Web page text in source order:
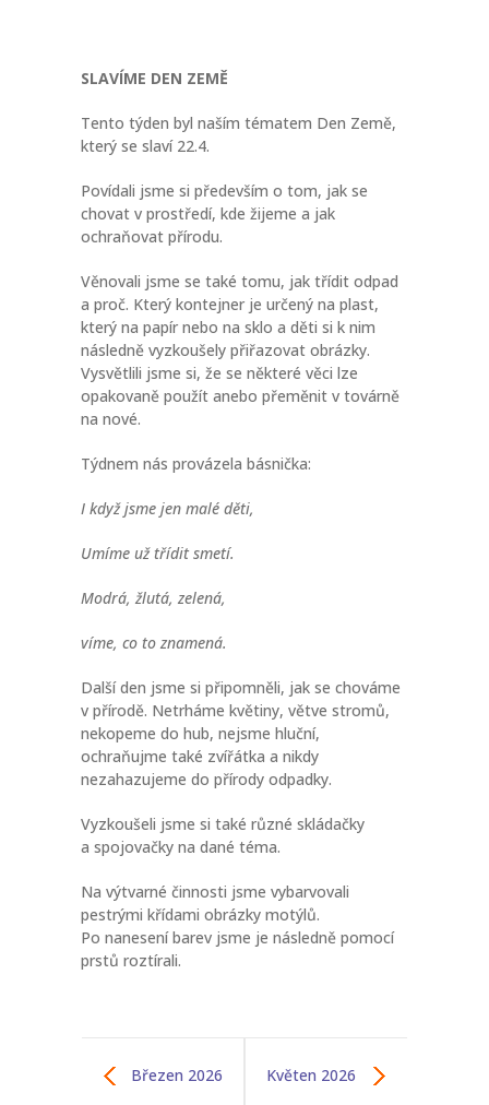
SLAVÍME DEN ZEMĚ
Tento týden byl naším tématem Den Země,
který se slaví 22.4.
Povídali jsme si především o tom, jak se
chovat v prostředí, kde žijeme a jak
ochraňovat přírodu.
Věnovali jsme se také tomu, jak třídit odpad
a proč. Který kontejner je určený na plast,
který na papír nebo na sklo a děti si k nim
následně vyzkoušely přiřazovat obrázky.
Vysvětlili jsme si, že se některé věci lze
opakovaně použít anebo přeměnit v továrně
na nové.
Týdnem nás provázela básnička:
I když jsme jen malé děti,
Umíme už třídit smetí.
Modrá, žlutá, zelená,
víme, co to znamená.
Další den jsme si připomněli, jak se chováme
v přírodě. Netrháme květiny, větve stromů,
nekopeme do hub, nejsme hluční,
ochraňujme také zvířátka a nikdy
nezahazujeme do přírody odpadky.
Vyzkoušeli jsme si také různé skládačky
a spojovačky na dané téma.
Na výtvarné činnosti jsme vybarvovali
pestrými křídami obrázky motýlů.
Po nanesení barev jsme je následně pomocí
prstů roztírali.
Březen 2026 Květen 2026